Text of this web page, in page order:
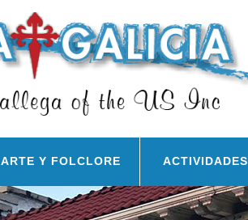
ARTE Y FOLCLORE ACTIVIDADES